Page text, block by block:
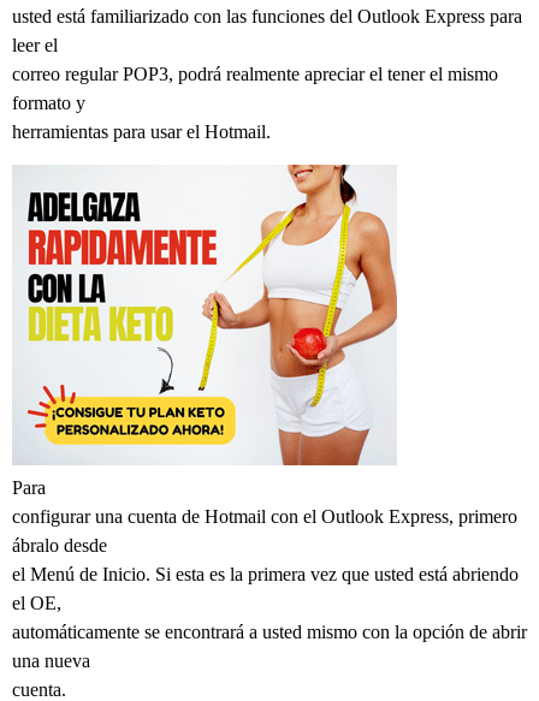
usted está familiarizado con las funciones del Outlook Express para
leer el
correo regular POP3, podrá realmente apreciar el tener el mismo
formato y
herramientas para usar el Hotmail.
Para
configurar una cuenta de Hotmail con el Outlook Express, primero
ábralo desde
el Menú de Inicio. Si esta es la primera vez que usted está abriendo
el OE,
automáticamente se encontrará a usted mismo con la opción de abrir
una nueva
cuenta.